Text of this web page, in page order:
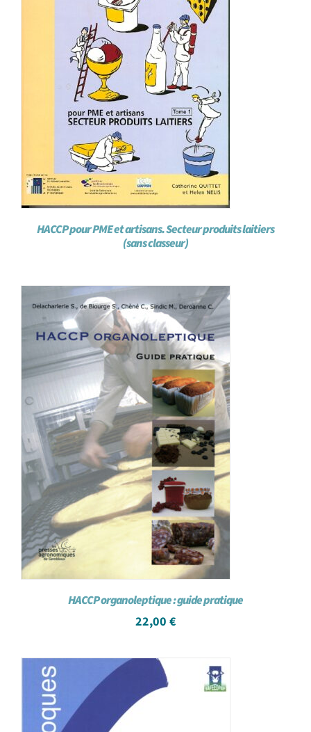
HACCP pour PME et artisans. Secteur produits laitiers
(sans classeur)
HACCP organoleptique : guide pratique
22,00 €